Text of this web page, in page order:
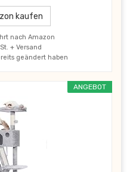
kaufen
nach Amazon
+ Versand
geändert haben
ANGEBOT